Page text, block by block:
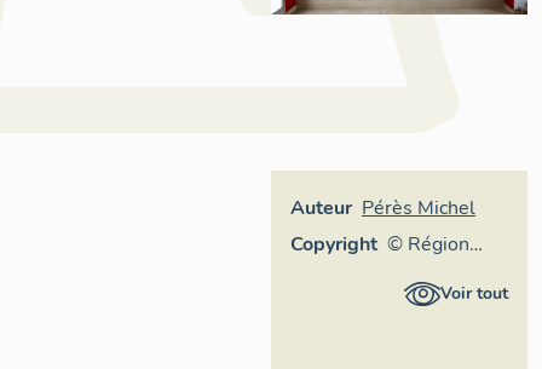
Auteur Pérès Michel
Copyright © Région
Auvergne-Voir tout